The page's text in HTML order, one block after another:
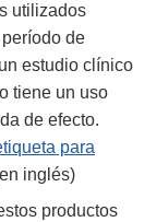
utilizados
de
estudio clínico
tiene un uso
de efecto.
para
inglés)
productos